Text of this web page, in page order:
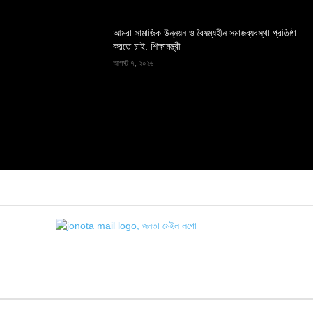
আমরা সামাজিক উন্নয়ন ও বৈষম্যহীন সমাজব্যবস্থা প্রতিষ্ঠা
করতে চাই: শিক্ষামন্ত্রী
আগস্ট ৭, ২০২৬